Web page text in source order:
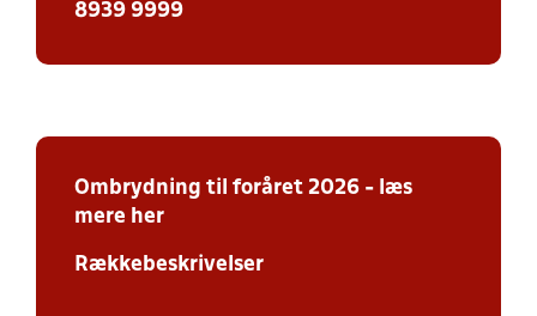
8939 9999
Ombrydning til foråret 2026 - læs
mere her
Rækkebeskrivelser